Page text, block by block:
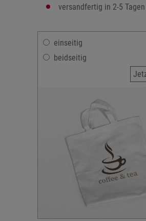
versandfertig in 2-5 Tagen
einseitig
beidseitig